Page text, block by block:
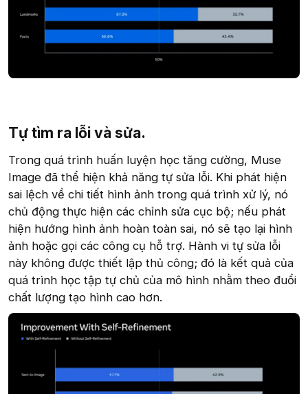
Tự tìm ra lỗi và sửa.​
Trong quá trình huấn luyện học tăng cường, Muse
Image đã thể hiện khả năng tự sửa lỗi. Khi phát hiện
sai lệch về chi tiết hình ảnh trong quá trình xử lý, nó
chủ động thực hiện các chỉnh sửa cục bộ; nếu phát
hiện hướng hình ảnh hoàn toàn sai, nó sẽ tạo lại hình
ảnh hoặc gọi các công cụ hỗ trợ. Hành vi tự sửa lỗi
này không được thiết lập thủ công; đó là kết quả của
quá trình học tập tự chủ của mô hình nhằm theo đuổi
chất lượng tạo hình cao hơn.